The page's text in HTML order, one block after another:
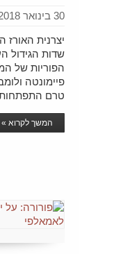
30 בינואר 2018
יצרנית האורז
שדות הגידול
הפוריות של
טרם
המשך לקרוא »